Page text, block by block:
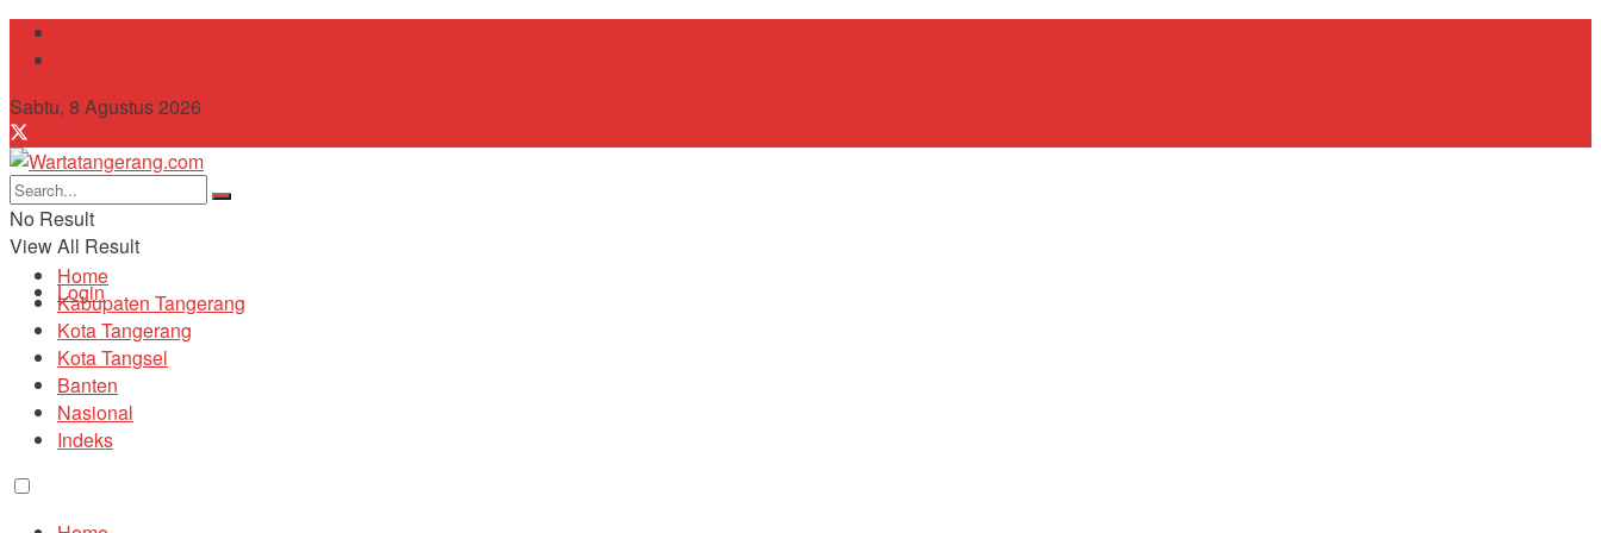
Sabtu, 8 Agustus 2026
No Result
View All Result
Login
Home
Kabupaten Tangerang
Kota Tangerang
Kota Tangsel
Banten
Nasional
Indeks